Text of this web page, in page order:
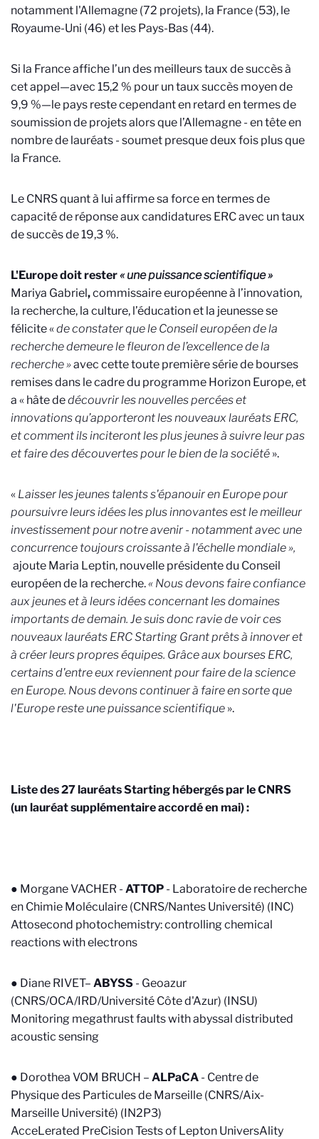
notamment l'Allemagne (72 projets), la France (53), le
Royaume-Uni (46) et les Pays-Bas (44).
Si la France affiche l’un des meilleurs taux de succès à
cet appel—avec 15,2 % pour un taux succès moyen de
9,9 %—le pays reste cependant en retard en termes de
soumission de projets alors que l’Allemagne - en tête en
nombre de lauréats - soumet presque deux fois plus que
la France.
Le CNRS quant à lui affirme sa force en termes de
capacité de réponse aux candidatures ERC avec un taux
de succès de 19,3 %.
L'Europe doit rester« une puissance scientifique »
Mariya Gabriel,commissaire européenne à l’innovation,
la recherche, la culture, l’éducation et la jeunesse se
félicite«de constater que le Conseil européen de la
recherche demeure le fleuron de l’excellence de la
recherche »avec cette toute première série de bourses
remises dans le cadre du programme Horizon Europe, et
a « hâte dedécouvrir les nouvelles percées et
innovations qu’apporteront les nouveaux lauréats ERC,
et comment ils inciteront les plus jeunes à suivre leur pas
et faire des découvertes pour le bien de la société ».
« Laisser les jeunes talents s'épanouir en Europe pour
poursuivre leurs idées les plus innovantes est le meilleur
investissement pour notre avenir - notamment avec une
concurrence toujours croissante à l'échelle mondiale »,
ajoute Maria Leptin, nouvelle présidente du Conseil
européen de la recherche.« Nous devons faire confiance
aux jeunes et à leurs idées concernant les domaines
importants de demain. Je suis donc ravie de voir ces
nouveaux lauréats ERC Starting Grant prêts à innover et
à créer leurs propres équipes. Grâce aux bourses ERC,
certains d'entre eux reviennent pour faire de la science
en Europe. Nous devons continuer à faire en sorte que
l'Europe reste une puissance scientifique ».
Liste des 27 lauréats Starting hébergés par le CNRS
(un lauréat supplémentaire accordé en mai) :
● Morgane VACHER - ATTOP - Laboratoire de recherche
en Chimie Moléculaire (CNRS/Nantes Université) (INC)
Attosecond photochemistry: controlling chemical
reactions with electrons
● Diane RIVET– ABYSS - Geoazur
(CNRS/OCA/IRD/Université Côte d'Azur) (INSU)
Monitoring megathrust faults with abyssal distributed
acoustic sensing
● Dorothea VOM BRUCH – ALPaCA - Centre de
Physique des Particules de Marseille (CNRS/Aix-
Marseille Université) (IN2P3)
AcceLerated PreCision Tests of Lepton UniversAlity